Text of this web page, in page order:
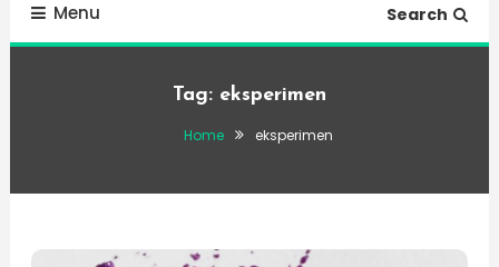
Menu Search
Tag: eksperimen
Home eksperimen